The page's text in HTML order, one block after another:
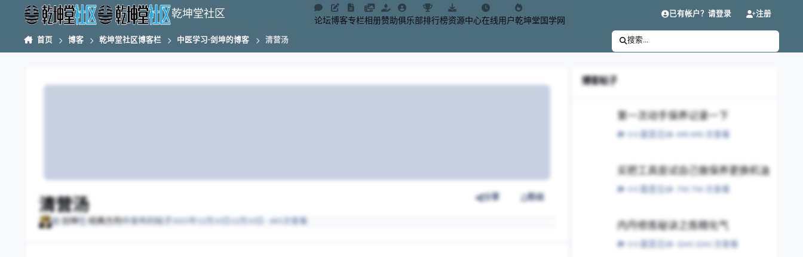
跳转到帖子
乾坤堂社区
论坛博客专栏相册赞助俱乐部排行榜资源中心在线用户乾坤堂国学网
已有帐户？请登录 注册
首页 博客 乾坤堂社区博客栏 中医学习-剑坤的博客 清营汤 搜索...
清营汤
分享 粉丝
由 剑坤在 经典方剂中发布的帖子 2025年12月10日 12月10日 · 665次查看
博客帖子
第一次动手保养记录一下
690 次查看
买把工具尝试自己做保养更换机油
750 次查看
内丹修炼秘诀之炼精化气
3243 次查看